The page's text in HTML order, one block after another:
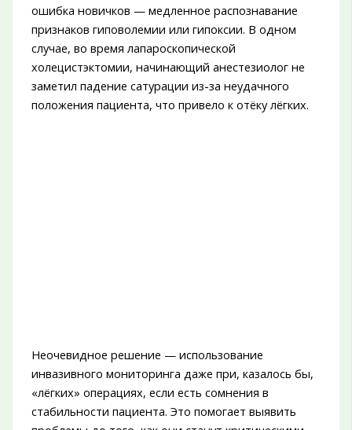
ошибка новичков — медленное распознавание
признаков гиповолемии или гипоксии. В одном
случае, во время лапароскопической
холецистэктомии, начинающий анестезиолог не
заметил падение сатурации из-за неудачного
положения пациента, что привело к отёку лёгких.
Неочевидное решение — использование
инвазивного мониторинга даже при, казалось бы,
«лёгких» операциях, если есть сомнения в
стабильности пациента. Это помогает выявить